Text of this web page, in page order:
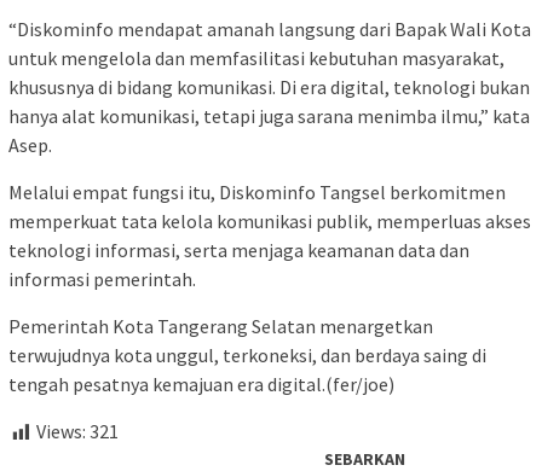
“Diskominfo mendapat amanah langsung dari Bapak Wali Kota
untuk mengelola dan memfasilitasi kebutuhan masyarakat,
khususnya di bidang komunikasi. Di era digital, teknologi bukan
hanya alat komunikasi, tetapi juga sarana menimba ilmu,” kata
Asep.
Melalui empat fungsi itu, Diskominfo Tangsel berkomitmen
memperkuat tata kelola komunikasi publik, memperluas akses
teknologi informasi, serta menjaga keamanan data dan
informasi pemerintah.
Pemerintah Kota Tangerang Selatan menargetkan
terwujudnya kota unggul, terkoneksi, dan berdaya saing di
tengah pesatnya kemajuan era digital.(fer/joe)
Views: 321
SEBARKAN